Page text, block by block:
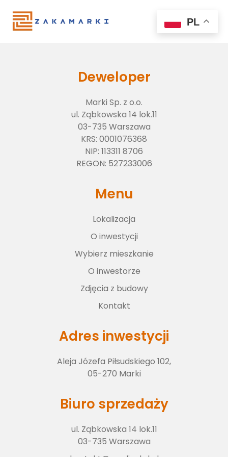
Lokalizacja
Wybierz lokal
O inwestorze
Zdjęcia z budowy
Kontakt
Deweloper
Marki Sp. z o.o.
ul. Ząbkowska 14 lok.11
03-735 Warszawa
KRS: 0001076368
NIP: 113311 8706
REGON: 527233006
Menu
Lokalizacja
O inwestycji
Wybierz mieszkanie
O inwestorze
Zdjęcia z budowy
Kontakt
Adres inwestycji
Aleja Józefa Piłsudskiego 102,
05-270 Marki
Biuro sprzedaży
ul. Ząbkowska 14 lok.11
03-735 Warszawa
PL